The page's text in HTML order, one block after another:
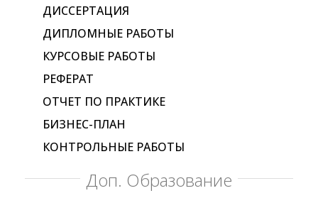
ДИССЕРТАЦИЯ
ДИПЛОМНЫЕ РАБОТЫ
КУРСОВЫЕ РАБОТЫ
РЕФЕРАТ
ОТЧЕТ ПО ПРАКТИКЕ
БИЗНЕС-ПЛАН
КОНТРОЛЬНЫЕ РАБОТЫ
Доп. Образование